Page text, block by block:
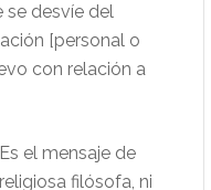
se desvíe del
[personal o
con relación a
el mensaje de
filósofa, ni